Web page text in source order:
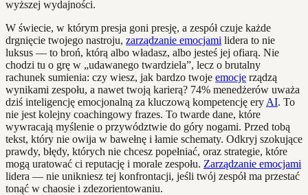
wyższej wydajności.
W świecie, w którym presja goni presję, a zespół czuje każde
drgnięcie twojego nastroju, zarządzanie emocjami lidera to nie
luksus — to broń, którą albo władasz, albo jesteś jej ofiarą. Nie
chodzi tu o grę w „udawanego twardziela”, lecz o brutalny
rachunek sumienia: czy wiesz, jak bardzo twoje emocje rządzą
wynikami zespołu, a nawet twoją karierą? 74% menedżerów uważa
dziś inteligencję emocjonalną za kluczową kompetencję ery AI. To
nie jest kolejny coachingowy frazes. To twarde dane, które
wywracają myślenie o przywództwie do góry nogami. Przed tobą
tekst, który nie owija w bawełnę i łamie schematy. Odkryj szokujące
prawdy, błędy, których nie chcesz popełniać, oraz strategie, które
mogą uratować ci reputację i morale zespołu. Zarządzanie emocjami
lidera — nie unikniesz tej konfrontacji, jeśli twój zespół ma przestać
tonąć w chaosie i zdezorientowaniu.